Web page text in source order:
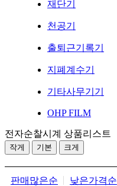
재단기
천공기
출퇴근기록기
지폐계수기
기타사무기기
OHP FILM
전자순찰시계 상품리스트
작게 기본 크게
판매많은순 낮은가격순